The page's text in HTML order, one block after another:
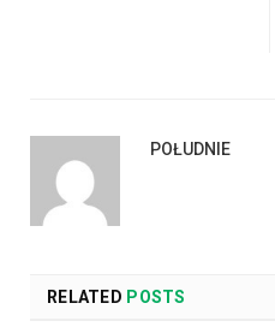
POŁUDNIE
RELATED POSTS